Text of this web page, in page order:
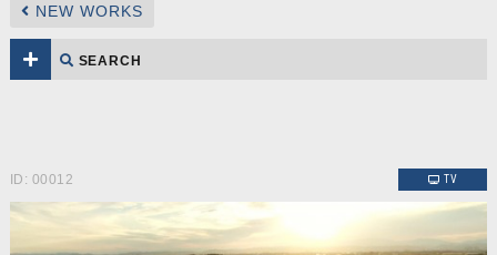
NEW WORKS
SEARCH
ID: 00012 TV